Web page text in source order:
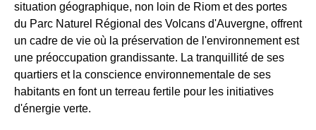
situation géographique, non loin de Riom et des portes
du Parc Naturel Régional des Volcans d'Auvergne, offrent
un cadre de vie où la préservation de l'environnement est
une préoccupation grandissante. La tranquillité de ses
quartiers et la conscience environnementale de ses
habitants en font un terreau fertile pour les initiatives
d'énergie verte.